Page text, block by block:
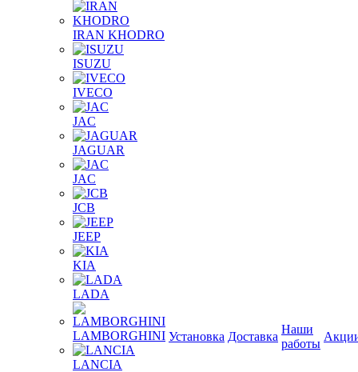
IRAN KHODRO
ISUZU
IVECO
JAC
JAGUAR
JAС
JCB
JEEP
KIA
LADA
LAMBORGHINI
LANCIA
Установка Доставка
Наши
работы